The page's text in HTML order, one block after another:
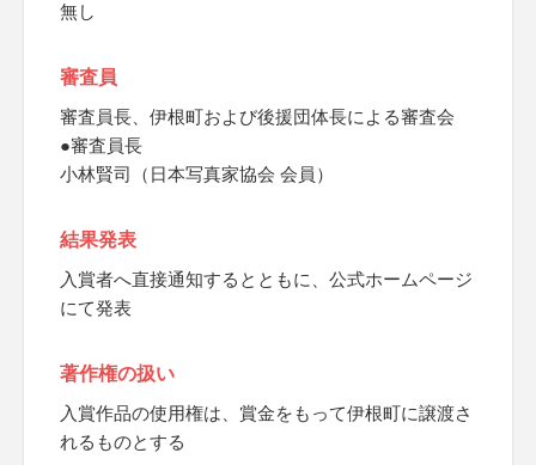
無し
審査員
審査員長、伊根町および後援団体長による審査会
●審査員長
小林賢司（日本写真家協会 会員）
結果発表
入賞者へ直接通知するとともに、公式ホームページ
にて発表
著作権の扱い
入賞作品の使用権は、賞金をもって伊根町に譲渡さ
れるものとする